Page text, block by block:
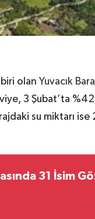
olan Yuvacık
3 Şubat’ta
su miktarı
31 İsim